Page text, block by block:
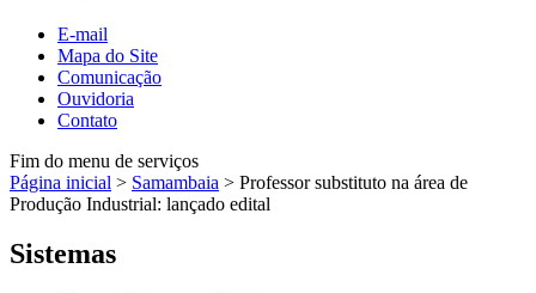
E-mail
Mapa do Site
Comunicação
Ouvidoria
Contato
Fim do menu de serviços
Página inicial > Samambaia > Professor substituto na área de
Produção Industrial: lançado edital
Sistemas